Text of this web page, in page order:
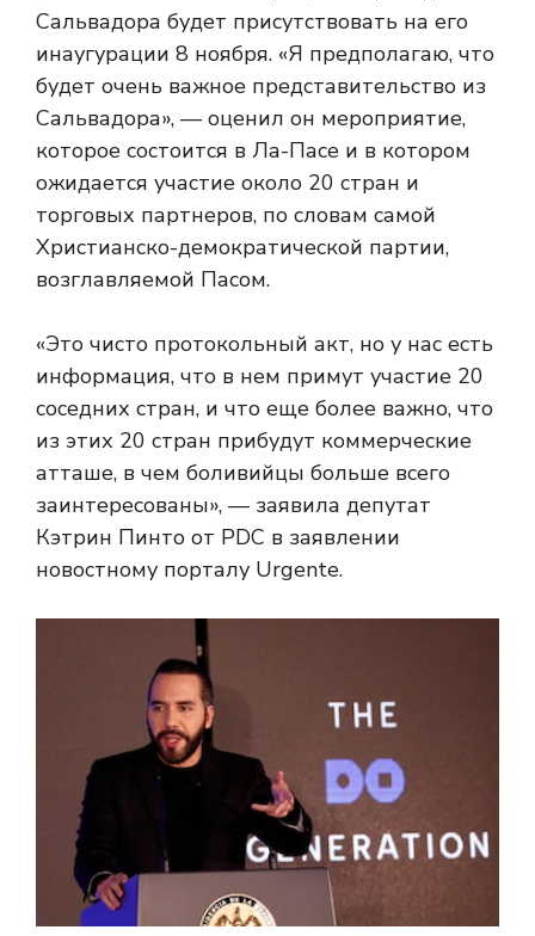
Сальвадора будет присутствовать на его
инаугурации 8 ноября. «Я предполагаю, что
будет очень важное представительство из
Сальвадора», — оценил он мероприятие,
которое состоится в Ла-Пасе и в котором
ожидается участие около 20 стран и
торговых партнеров, по словам самой
Христианско-демократической партии,
возглавляемой Пасом.
«Это чисто протокольный акт, но у нас есть
информация, что в нем примут участие 20
соседних стран, и что еще более важно, что
из этих 20 стран прибудут коммерческие
атташе, в чем боливийцы больше всего
заинтересованы», — заявила депутат
Кэтрин Пинто от PDC в заявлении
новостному порталу Urgente.